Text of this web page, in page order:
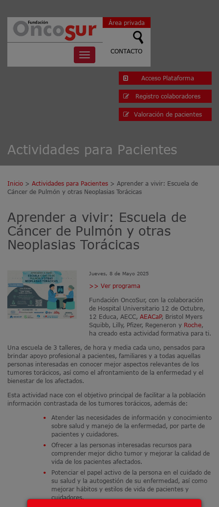
Toggle
navigation
Área privada
CONTACTO
Acceso Plataforma
Registro colaboradores
Valoración de pacientes
Actividades para Pacientes
Inicio > Actividades para Pacientes > Aprender a vivir: Escuela de
Cáncer de Pulmón y otras Neoplasias Torácicas
Aprender a vivir: Escuela de
Cáncer de Pulmón y otras
Neoplasias Torácicas
Jueves, 8 de Mayo 2025
>> Ver programa
Fundación OncoSur, con la colaboración
de Hospital Universitario 12 de Octubre,
12 Educa, AECC,AEACaP, Bristol Myers
Squibb, Lilly, Pfizer, Regeneron y Roche,
ha creado esta actividad formativa para ti.
Una escuela de 3 talleres, de hora y media cada uno, pensados para
brindar apoyo profesional a pacientes, familiares y a todas aquellas
personas interesadas en conocer mejor aspectos relevantes de los
tumores torácicos, así como el afrontamiento de la enfermedad y el
bienestar de los afectados.
Esta actividad nace con el objetivo principal de facilitar a la población
información contrastada de los tumores torácicos, además de:
Atender las necesidades de información y conocimiento
sobre salud y manejo de la enfermedad, por parte de
pacientes y cuidadores.
Ofrecer a las personas interesadas recursos para
comprender mejor dicho tumor y mejorar la calidad de
vida de los pacientes afectados.
Potenciar el papel activo de la persona en el cuidado de
su salud y la autogestión de su enfermedad, así como
mejorar hábitos y estilos de vida de pacientes y
cuidadores.